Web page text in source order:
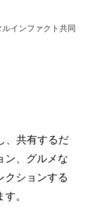
インファクト共同
、共有するだ
ン、グルメな
クションする
。